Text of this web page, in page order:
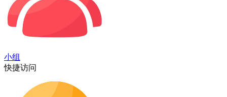
小组
快捷访问